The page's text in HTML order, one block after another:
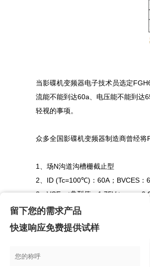
当影碟机变频器电子技术员选定
流能不能到达60a、电压能不能到达
轻视的事项。
众多全国影碟机变频器制造商曾经
1、场N沟道沟槽栅截止型
2、ID (Tc=100℃)：60A；BVCES：
3、VCEsat典型值：1.75V-typ，＜
4、TrenchFieldStoptechnology
5、低开关损耗等
留下您的需求产品
快速响应免费提供试样